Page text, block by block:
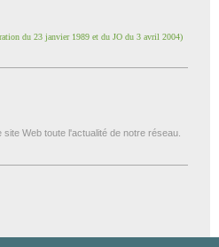
du 23 janvier 1989 et du JO du 3 avril 2004)
Web toute l'actualité de notre réseau.